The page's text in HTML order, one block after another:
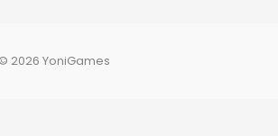
2026 YoniGames